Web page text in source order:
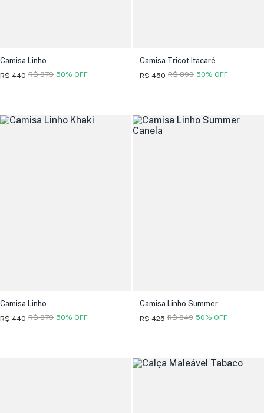
Camisa Linho
R$ 440 50% OFF
R$ 879
Camisa Tricot Itacaré
R$ 450 50% OFF
R$ 899
Camisa Linho
R$ 440 50% OFF
R$ 879
Camisa Linho Summer
R$ 425 50% OFF
R$ 849